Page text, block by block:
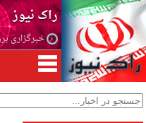
راک نیوز
خبرگزاری